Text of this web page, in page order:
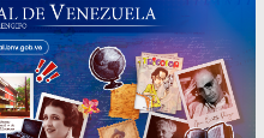
año CXXXIII Mes V,
38.394
Bor